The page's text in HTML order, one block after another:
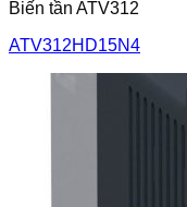
Biến tần ATV312
ATV312HD15N4